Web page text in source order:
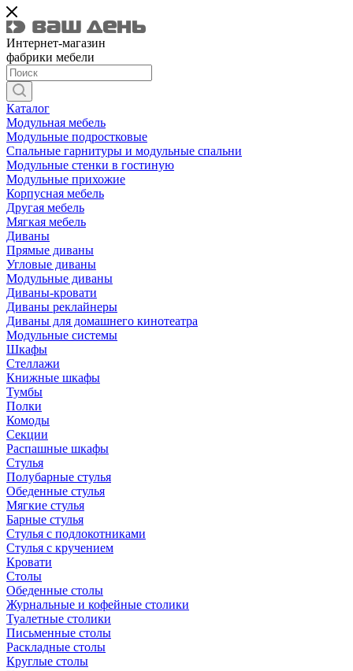
Интернет-магазин
фабрики мебели
Каталог
Модульная мебель
Модульные подростковые
Спальные гарнитуры и модульные спальни
Модульные стенки в гостиную
Модульные прихожие
Корпусная мебель
Другая мебель
Мягкая мебель
Диваны
Прямые диваны
Угловые диваны
Модульные диваны
Диваны-кровати
Диваны реклайнеры
Диваны для домашнего кинотеатра
Модульные системы
Шкафы
Стеллажи
Книжные шкафы
Тумбы
Полки
Комоды
Секции
Распашные шкафы
Стулья
Полубарные стулья
Обеденные стулья
Мягкие стулья
Барные стулья
Стулья с подлокотниками
Стулья с кручением
Кровати
Столы
Обеденные столы
Журнальные и кофейные столики
Туалетные столики
Письменные столы
Раскладные столы
Круглые столы